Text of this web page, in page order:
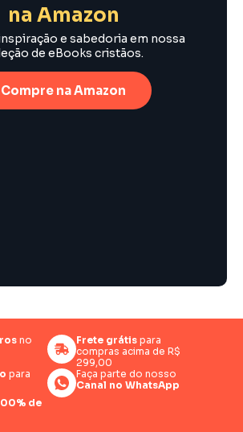
na Amazon
e sabedoria em nossa
de eBooks cristãos.
Compre na Amazon
no
Frete grátispara
compras acima de R$
299,00
para
Faça parte do nosso
Canal no WhatsApp
de